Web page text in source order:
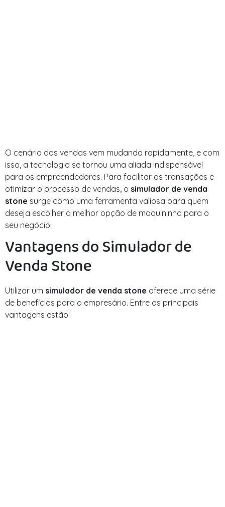
O cenário das vendas vem mudando rapidamente, e com
isso, a tecnologia se tornou uma aliada indispensável
para os empreendedores. Para facilitar as transações e
otimizar o processo de vendas, o simulador de venda
stone surge como uma ferramenta valiosa para quem
deseja escolher a melhor opção de maquininha para o
seu negócio.
Vantagens do Simulador de
Venda Stone
Utilizar um simulador de venda stone oferece uma série
de benefícios para o empresário. Entre as principais
vantagens estão: